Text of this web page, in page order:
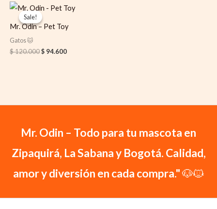
Sale!
Sale!
Mr. Odin – Pet Toy
Gatos 🐱
$120.000
Original
price
was:
$ 120.000.
$ 94.600
Current
price
$ 94.600.
Mr. Odin – Todo para tu mascota en
Zipaquirá, La Sabana y Bogotá. Calidad,
amor y diversión en cada compra."🐶🐱